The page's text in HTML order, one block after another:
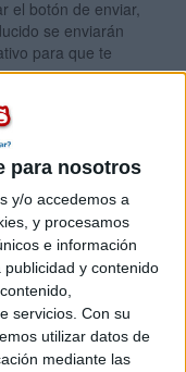
para nosotros
y/o accedemos a
y procesamos
e información
y contenido
servicios. Con su
utilizar datos de
mediante las
el botón de enviar,
se enviarán
para que te